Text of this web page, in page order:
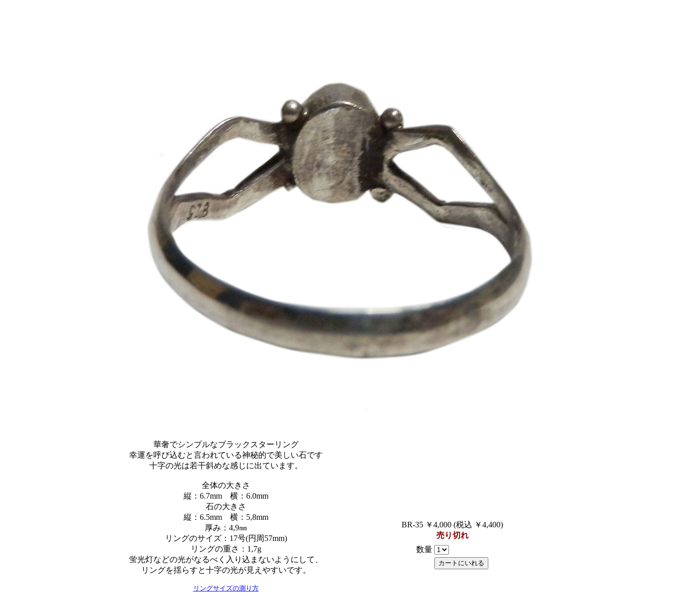
華奢でシンプルなブラックスターリング
幸運を呼び込むと言われている神秘的で美しい石です
十字の光は若干斜めな感じに出ています。
全体の大きさ
縦：6.7mm 横：6.0mm
石の大きさ
縦：6.5mm 横：5,8mm
厚み：4,9㎜
リングのサイズ：17号(円周57mm)
リングの重さ：1,7g
蛍光灯などの光がなるべく入り込まないようにして、
リングを揺らすと十字の光が見えやすいです。
リングサイズの測り方
BR-35 ￥4,000 (税込 ￥4,400)
売り切れ
数量